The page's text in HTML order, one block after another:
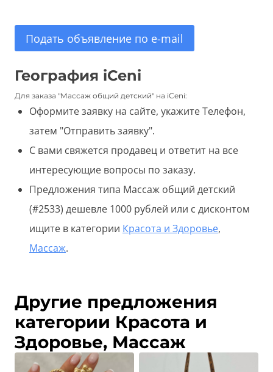
Подать объявление по e-mail
География iCeni
Для заказа "Массаж общий детский" на iCeni:
Оформите заявку на сайте, укажите Телефон,
затем "Отправить заявку".
С вами свяжется продавец и ответит на все
интересующие вопросы по заказу.
Предложения типа Массаж общий детский
(#2533) дешевле 1000 рублей или с дисконтом
ищите в категории Красота и Здоровье,
Массаж.
Другие предложения
категории Красота и
Здоровье, Массаж